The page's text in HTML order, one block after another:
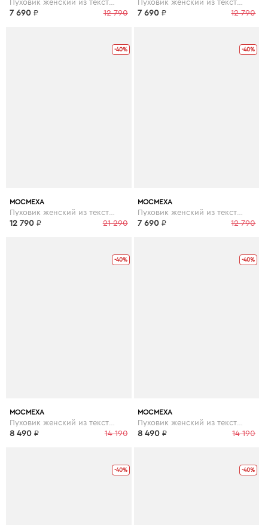
12 790
7 690 ₽
Пуховик женский из текстиля с капюшоном
12 790
7 690 ₽
-40%
МОСМЕХА
21 290
12 790 ₽
-40%
МОСМЕХА
Пуховик женский из текстиля с капюшоном
12 790
7 690 ₽
-40%
МОСМЕХА
14 190
8 490 ₽
-40%
МОСМЕХА
Пуховик женский из текстиля с капюшоном
14 190
8 490 ₽
-40% -40%